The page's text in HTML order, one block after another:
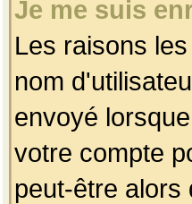
Je me suis
Les raisons
nom
envoyé
votre compte
peut-être alors